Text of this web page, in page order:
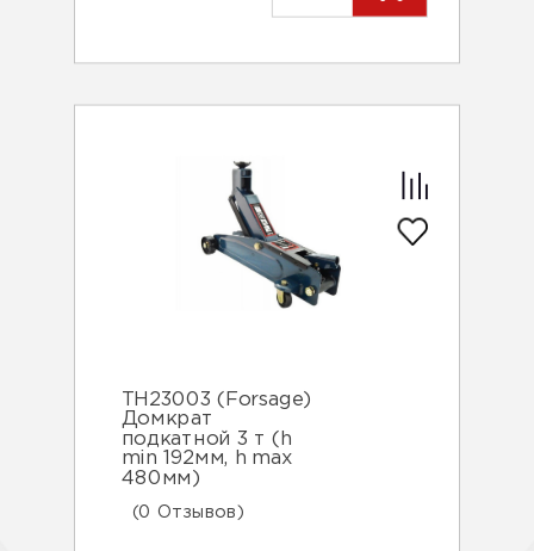
TH23003 (Forsage)
Домкрат
подкатной 3 т (h
min 192мм, h max
480мм)
(0 Отзывов)